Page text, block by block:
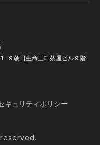
９朝日生命三軒茶屋ビル９階
キュリティポリシー